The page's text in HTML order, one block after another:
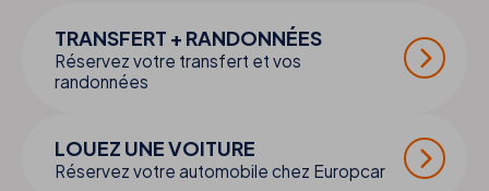
TRANSFERT + RANDONNÉES
Réservez votre transfert et vos
randonnées
LOUEZ UNE VOITURE
Réservez votre automobile chez Europcar